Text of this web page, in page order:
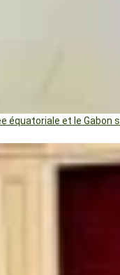
équatoriale et le Gabon